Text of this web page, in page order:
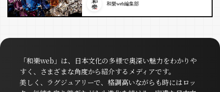
和樂web編集部
「和樂web」は、日本文化の多様で奥深い魅力をわかりや
すく、さまざまな角度から紹介するメディアです。
美しく、ラグジュアリーで、格調高いながらも時にはロッ